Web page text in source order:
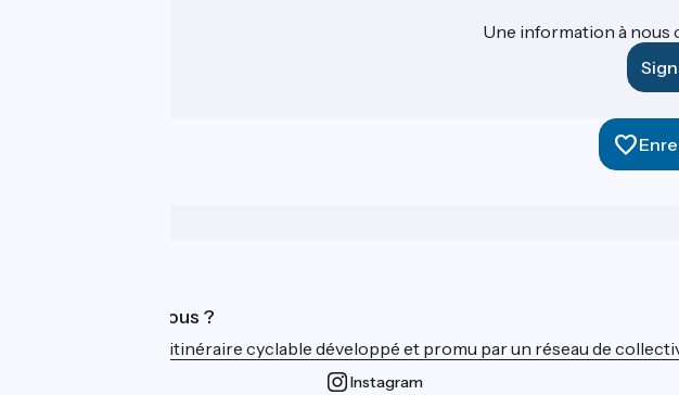
Une information à nous
Qui sommes-nous ?
ViaRhôna est un itinéraire cyclable développé et promu par un réseau de
Instagram